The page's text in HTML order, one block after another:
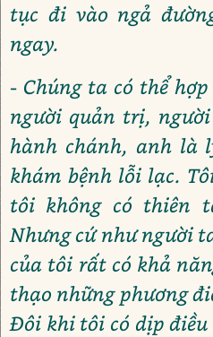
tục đi vào ngả
ngay.
- Chúng ta có thể
người quản trị,
hành chánh, anh là
khám bệnh lỗi lạc.
tôi không có thiên
Nhưng cứ như người
của tôi rất có khả
thạo những phương
Đôi khi tôi có dịp